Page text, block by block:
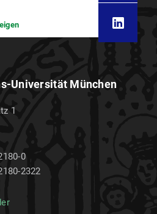
Universität München
1
0
2322